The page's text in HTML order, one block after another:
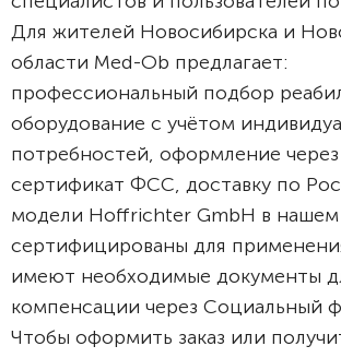
Для жителей Новосибирска и
области Med-Ob предлагает:
профессиональный подбор
оборудование с учётом
потребностей, оформление
сертификат ФСС, доставку по
модели Hoffrichter GmbH в нашем
сертифицированы для
имеют необходимые документы
компенсации через Социальный
Чтобы оформить заказ или